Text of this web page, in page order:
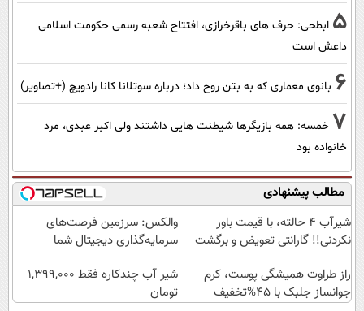
5 ابطحی: حرف های باقرخرازی، افتتاح شعبه رسمی حکومت اسلامی
داعش است
6 بانوی معماری که به بتن روح داد؛ درباره سوتلانا کانا رادویچ (+تصاویر)
7 خمسه: همه بازیگرها شیطنت هایی داشتند ولی اکبر عبدی، مرد
خانواده بود
مطالب پیشنهادی
شیر‌آب ۴ حالته، با قیمت باور
نکردنی!! گارانتی تعویض و برگشت
والکس: سرزمین فرصت‌های
سرمایه‌گذاری دیجیتال شما
راز طراوت همیشگی پوست، کرم
جوانساز جلبک با 45%تخفیف
شیر آب چندکاره فقط 1,399,000
تومان